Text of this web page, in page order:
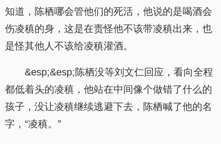
知道，陈栖哪会管他们的死活，他说的是喝酒会
伤凌稹的身，这是在责怪他不该带凌稹出来，也
是怪其他人不该给凌稹灌酒。
&esp;&esp;陈栖没等刘文仁回应，看向全程
都低着头的凌稹，他站在中间像个做错了什么的
孩子，没让凌稹继续逃避下去，陈栖喊了他的名
字，“凌稹。”